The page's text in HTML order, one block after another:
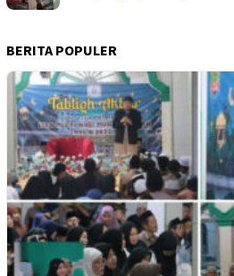
BERITA POPULER